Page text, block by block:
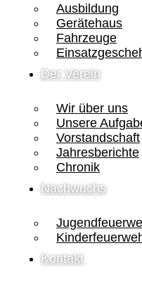
Ausbildung
Gerätehaus
Fahrzeuge
Der Verein
Wir über uns
Unsere
Vorstandschaft
Jahresberichte
Chronik
Nachwuchs
Kontakt